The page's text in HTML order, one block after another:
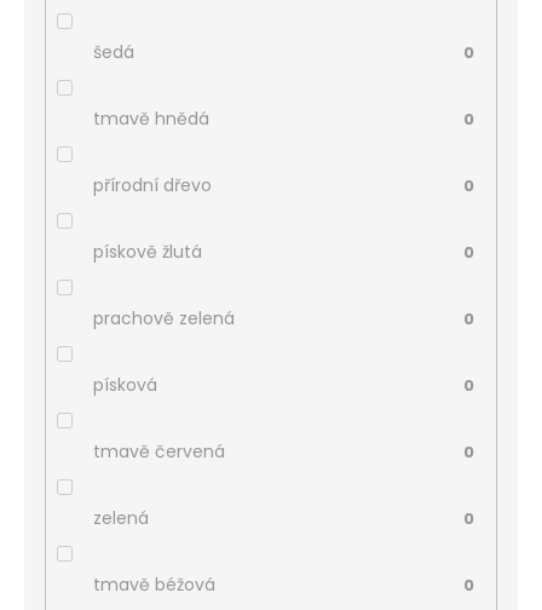
šedá 0
tmavě hnědá 0
přírodní dřevo 0
pískově žlutá 0
prachově zelená 0
písková 0
tmavě červená 0
zelená 0
tmavě béžová 0